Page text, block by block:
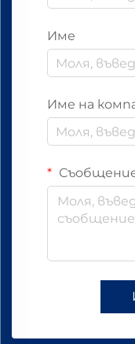
Име
Име на